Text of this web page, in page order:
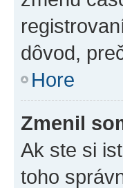
dôvod,
Hore
Zmenil
Ak ste si
toho